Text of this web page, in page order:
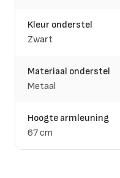
Kleur onderstel
Zwart
Materiaal onderstel
Metaal
Hoogte armleuning
67 cm